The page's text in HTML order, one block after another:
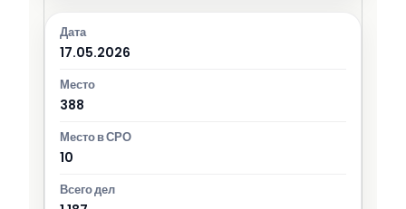
17.05.2026
388
10